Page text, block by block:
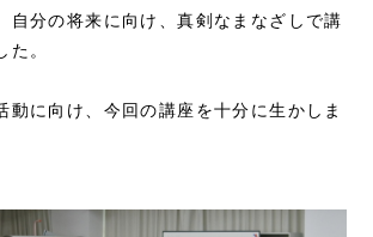
自分の将来に向け、真剣なまなざしで講
。
動に向け、今回の講座を十分に生かしま